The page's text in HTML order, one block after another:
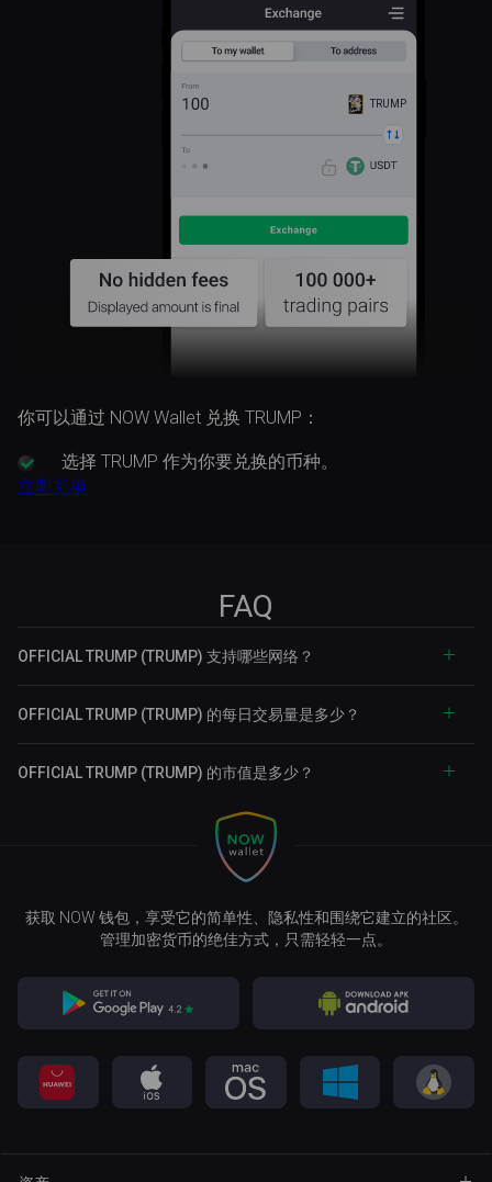
TRUMP
你可以通过 NOW Wallet 兑换 TRUMP：
选择 TRUMP 作为你要兑换的币种。
立即兑换
FAQ
OFFICIAL TRUMP (TRUMP) 支持哪些网络？
OFFICIAL TRUMP (TRUMP) 的每日交易量是多少？
OFFICIAL TRUMP (TRUMP) 的市值是多少？
获取 NOW 钱包，享受它的简单性、隐私性和围绕它建立的社区。
管理加密货币的绝佳方式，只需轻轻一点。